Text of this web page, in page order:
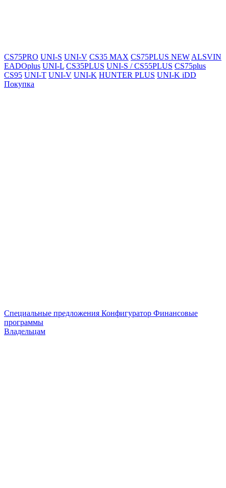
CS75PRO UNI-S UNI-V CS35 MAX CS75PLUS NEW ALSVIN
EADOplus UNI-L CS35PLUS UNI-S / CS55PLUS CS75plus
CS95 UNI-T UNI-V UNI-K HUNTER PLUS UNI-K iDD
Покупка
Специальные предложения Конфигуратор Финансовые
программы
Владельцам